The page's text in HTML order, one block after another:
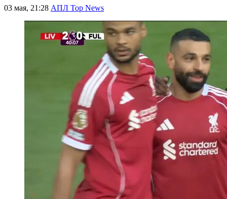
03 мая, 21:28 АПЛ Top News